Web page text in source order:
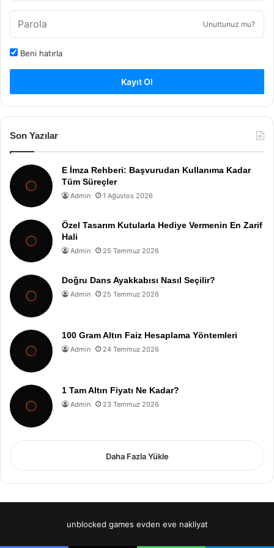
Unuttunuz mu?
Beni hatırla
Kayıt Ol
Son Yazılar
E İmza Rehberi: Başvurudan Kullanıma Kadar
Tüm Süreçler
Admin 1 Ağustos 2026
Özel Tasarım Kutularla Hediye Vermenin En Zarif
Hali
Admin 25 Temmuz 2026
Doğru Dans Ayakkabısı Nasıl Seçilir?
Admin 25 Temmuz 2026
100 Gram Altın Faiz Hesaplama Yöntemleri
Admin 24 Temmuz 2026
1 Tam Altın Fiyatı Ne Kadar?
Admin 23 Temmuz 2026
Daha Fazla Yükle
unblocked games evden eve nakliyat